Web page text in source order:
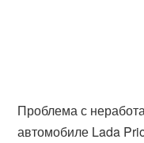
Проблема с
автомобиле Lada